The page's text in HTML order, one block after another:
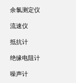
余氯测定仪
流速仪
抵抗计
绝缘电阻计
噪声计